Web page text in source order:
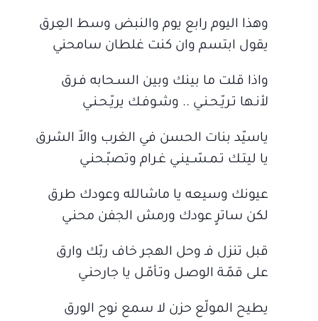
وهذا اليوم رابع يوم والنبض وسط العِرق
يقول ابتسم وان كنت غلطان سامحني
واذا قلت ما بينك وبين السـحابه فـرق
لأنـها تـريّـحـنـي .. وشـوفـك يريّـحـنـي
ياسيّد بنات الحسن في الغرب والاّ الشرق
يا ليتـك تـمـسّــينـي غـرام وتصبّـحنـي
عيونك وسيعه يا ماشالله وعودك طرق
لكن ساترٍ عودك ورمش الجفن محنـي
قبل تنزل فـ وحل الهجر خاف ربّك وارق
على قمّـة الوصـل وتـأمّـل يا جارحنـي
يطيح المولّع حزن لا سمع نوح الورق